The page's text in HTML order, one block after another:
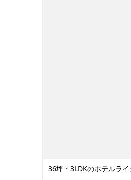
36坪・3LDKのホテルラ